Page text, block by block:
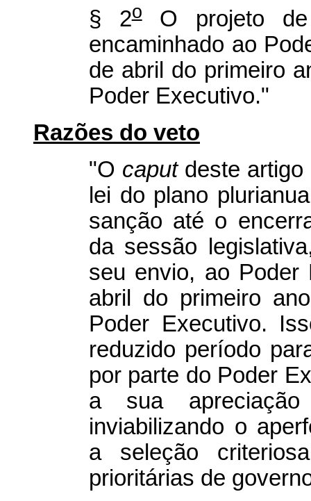
§ 2oO projeto
encaminhado ao
de abril do primeiro
Poder Executivo."
Razões do veto
"O caputdeste artigo
lei do plano
sanção até o
da sessão
seu envio, ao
abril do primeiro
Poder Executivo.
reduzido período
por parte do Poder
a sua
inviabilizando o
a seleção
prioritárias de